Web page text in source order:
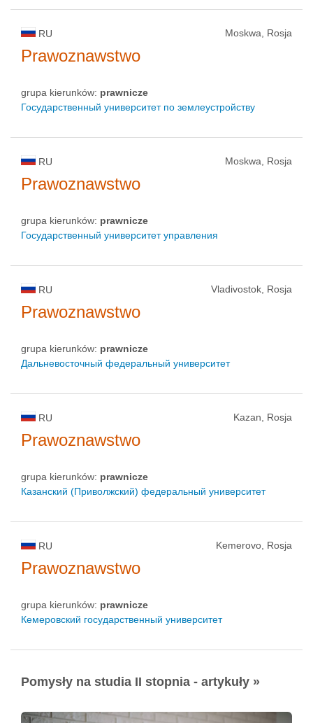
RU Moskwa, Rosja
Prawoznawstwo
grupa kierunków: prawnicze
Государственный университет по землеустройству
RU Moskwa, Rosja
Prawoznawstwo
grupa kierunków: prawnicze
Государственный университет управления
RU Vladivostok, Rosja
Prawoznawstwo
grupa kierunków: prawnicze
Дальневосточный федеральный университет
RU Kazan, Rosja
Prawoznawstwo
grupa kierunków: prawnicze
Казанский (Приволжский) федеральный университет
RU Kemerovo, Rosja
Prawoznawstwo
grupa kierunków: prawnicze
Кемеровский государственный университет
Pomysły na studia II stopnia - artykuły »